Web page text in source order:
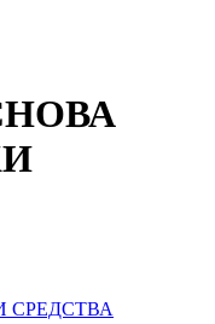
СРЕДСТВА